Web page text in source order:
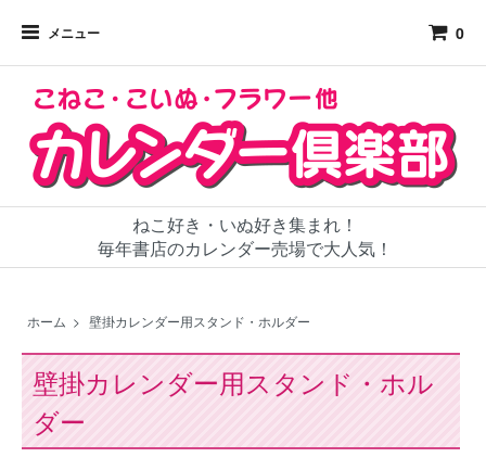
メニュー 0
ねこ好き・いぬ好き集まれ！
毎年書店のカレンダー売場で大人気！
ホーム > 壁掛カレンダー用スタンド・ホルダー
壁掛カレンダー用スタンド・ホル
ダー